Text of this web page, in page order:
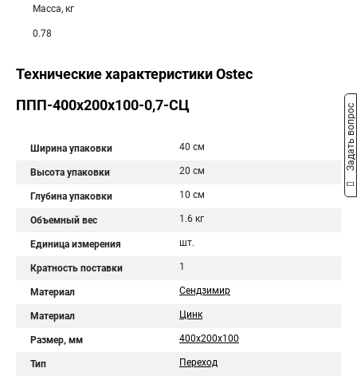
Масса, кг
0.78
Технические характеристики Ostec
ППП-400х200х100-0,7-СЦ
Ширина упаковки 40 см
Высота упаковки 20 см
Глубина упаковки 10 см
Объемный вес 1.6 кг
Единица измерения шт.
Кратность поставки 1
Материал Сендзимир
Материал Цинк
Размер, мм 400х200х100
Тип Переход
Задать вопрос